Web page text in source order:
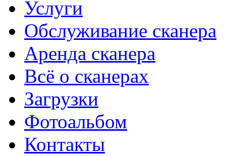
Услуги
Обслуживание сканера
Аренда сканера
Всё о сканерах
Загрузки
Фотоальбом
Контакты